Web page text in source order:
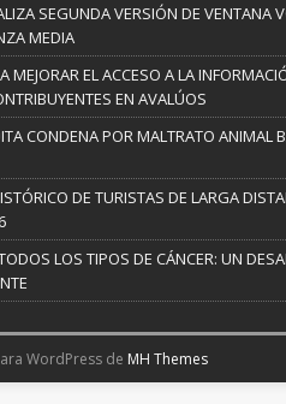
SEGUNDA VERSIÓN DE VENTANA
MEDIA
MEJORAR EL ACCESO A LA
EN AVALÚOS
CONDENA POR MALTRATO ANIMAL
DE TURISTAS DE LARGA
LOS TIPOS DE CÁNCER: UN
WordPress de MH Themes